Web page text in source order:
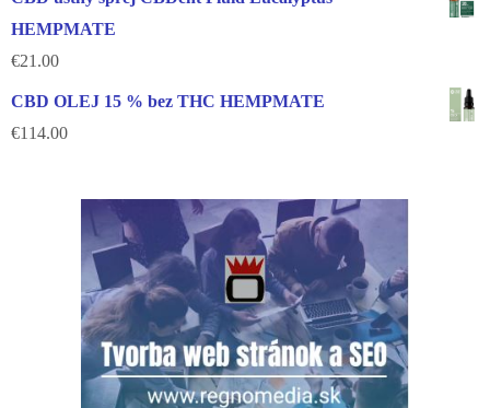
HEMPMATE
€21.00
CBD OLEJ 15 % bez THC HEMPMATE
€114.00